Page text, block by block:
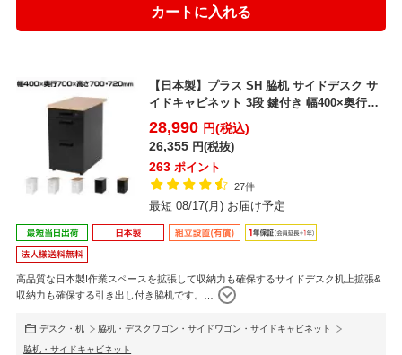
【日本製】プラス SH 脇机 サイドデスク サ
イドキャビネット 3段 鍵付き 幅400×奥行
700×...
28,990 円(税込)
26,355 円(税抜)
263 ポイント
27件
最短 08/17(月) お届け予定
高品質な日本製!作業スペースを拡張して収納力も確保するサイドデスク机上拡張&
収納力も確保する引き出し付き脇机です。
デスク・机 脇机・デスクワゴン・サイドワゴン・サイドキャビネット
脇机・サイドキャビネット